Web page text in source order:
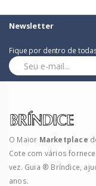
Newsletter
Fique por dentro de
O Maior Marketplace
Cote com vários
vez. Guia ® Bríndice,
anos.